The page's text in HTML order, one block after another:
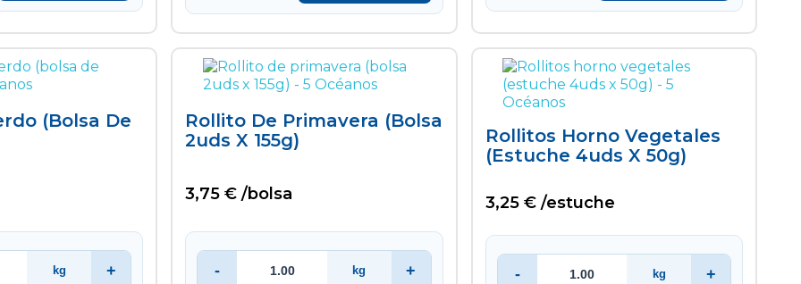
(bolsa De
kg +
Rollito De Primavera (bolsa
2uds X 155g)
3,75 € /bolsa
- kg +
Rollitos Horno Vegetales
(estuche 4uds X 50g)
3,25 € /estuche
- kg +